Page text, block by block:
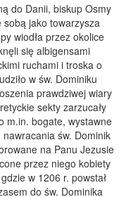
do Danii, biskup Osmy
sobą jako towarzysza
wiodła przez okolice
się albigensami
ruchami i troska o
w św. Dominiku
prawdziwej wiary
sekty zarzucały
m.in. bogate, wystawne
św. Dominik
na Panu Jezusie
przez niego kobiety
w 1206 r. powstał
do św. Dominika